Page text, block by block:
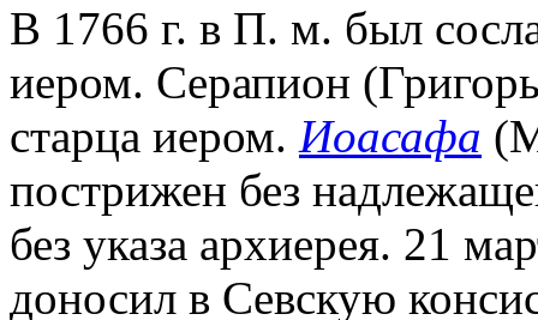
В 1766 г. в П. м. был
иером. Серапион
старца иером. Иоасафа
пострижен без
без указа архиерея. 21
доносил в Севскую